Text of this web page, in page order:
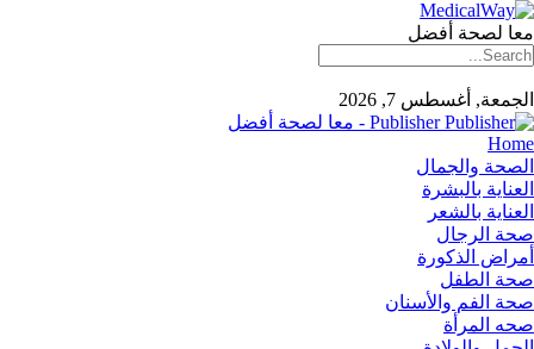
معا لصحة أفضل
الجمعة, أغسطس 7, 2026
Publisher - معا لصحة أفضل
Home
الصحة والجمال
العناية بالبشرة
العناية بالشعر
صحة الرجال
أمراض الذكورة
صحة الطفل
صحة الفم والأسنان
صحه المرأة